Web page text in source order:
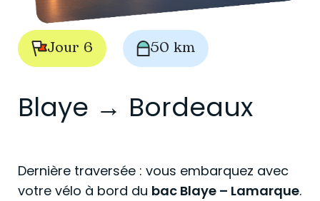
Jour 6 50 km
Blaye → Bordeaux
Dernière traversée : vous embarquez avec
votre vélo à bord du bac Blaye – Lamarque.